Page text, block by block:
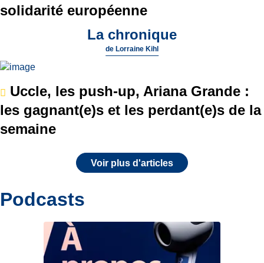
solidarité européenne
La chronique
de Lorraine Kihl
Uccle, les push-up, Ariana Grande :
les gagnant(e)s et les perdant(e)s de la
semaine
Voir plus d'articles
Podcasts